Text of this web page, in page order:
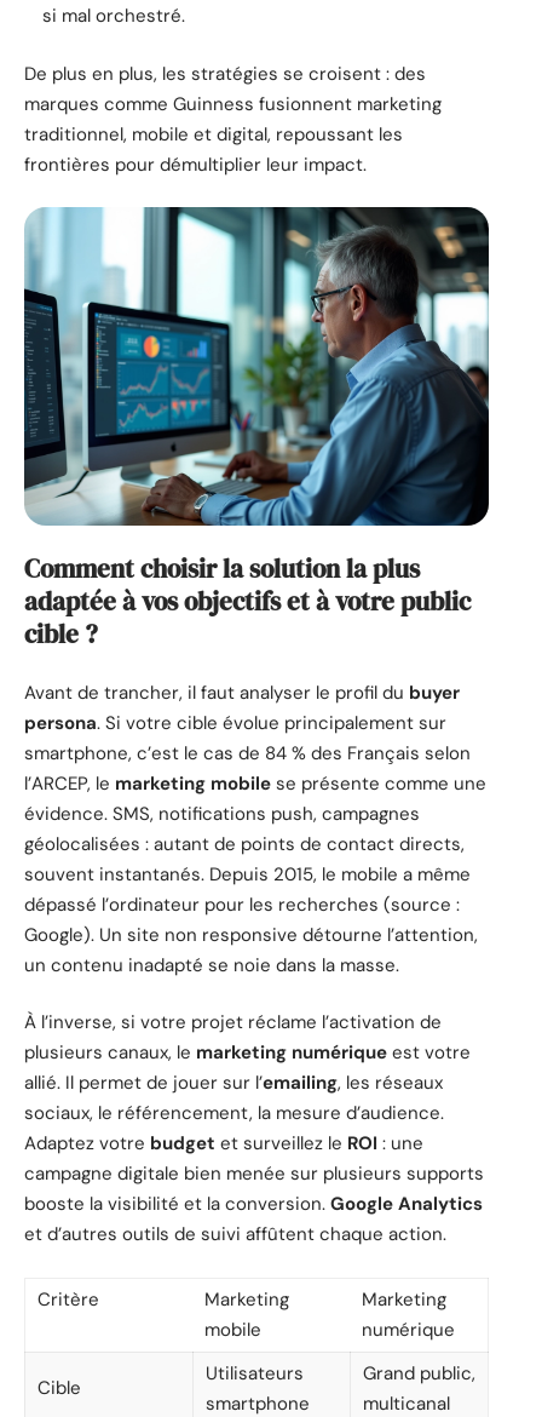
si mal orchestré.
De plus en plus, les stratégies se croisent : des
marques comme Guinness fusionnent marketing
traditionnel, mobile et digital, repoussant les
frontières pour démultiplier leur impact.
Comment choisir la solution la plus
adaptée à vos objectifs et à votre public
cible ?
Avant de trancher, il faut analyser le profil du buyer
persona. Si votre cible évolue principalement sur
smartphone, c’est le cas de 84 % des Français selon
l’ARCEP, le marketing mobile se présente comme une
évidence. SMS, notifications push, campagnes
géolocalisées : autant de points de contact directs,
souvent instantanés. Depuis 2015, le mobile a même
dépassé l’ordinateur pour les recherches (source :
Google). Un site non responsive détourne l’attention,
un contenu inadapté se noie dans la masse.
À l’inverse, si votre projet réclame l’activation de
plusieurs canaux, le marketing numérique est votre
allié. Il permet de jouer sur l’emailing, les réseaux
sociaux, le référencement, la mesure d’audience.
Adaptez votre budget et surveillez le ROI : une
campagne digitale bien menée sur plusieurs supports
booste la visibilité et la conversion. Google Analytics
et d’autres outils de suivi affûtent chaque action.
Critère
Marketing
mobile
Marketing
numérique
Cible
Utilisateurs
smartphone
Grand public,
multicanal